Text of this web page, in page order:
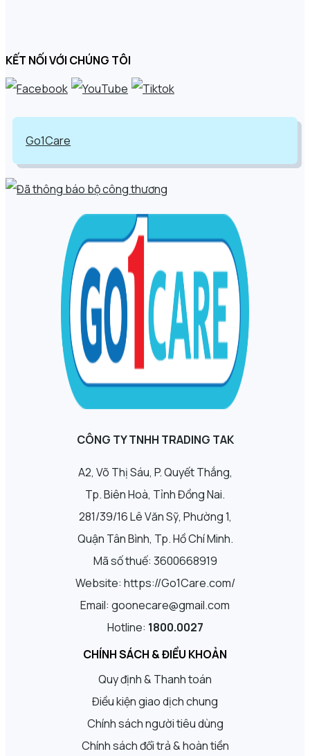
KẾT NỐI VỚI CHÚNG TÔI
Go1Care
CÔNG TY TNHH TRADING TAK
A2, Võ Thị Sáu, P. Quyết Thắng,
Tp. Biên Hoà, Tỉnh Đồng Nai.
281/39/16 Lê Văn Sỹ, Phường 1,
Quận Tân Bình, Tp. Hồ Chí Minh.
Mã số thuế: 3600668919
Website: https://Go1Care.com/
Email: goonecare@gmail.com
Hotline: 1800.0027
CHÍNH SÁCH & ĐIỀU KHOẢN
Quy định & Thanh toán
Điều kiện giao dịch chung
Chính sách người tiêu dùng
Chính sách đổi trả & hoàn tiền